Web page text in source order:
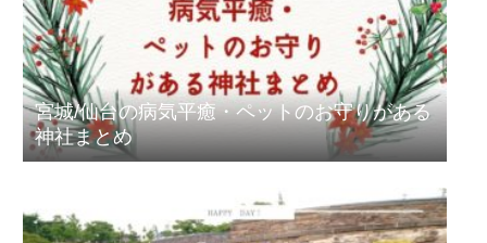
宮城/仙台の病気平癒・ペットのお守りがある
神社まとめ